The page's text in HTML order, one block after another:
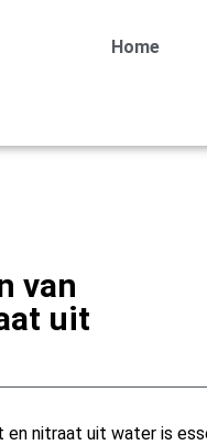
Home
van
uit
nitraat uit water is